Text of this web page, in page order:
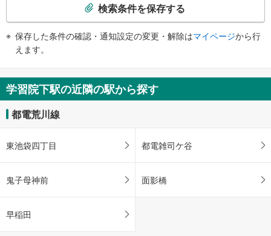
を
受
け
取
・
件
イ
検索条件を保存する
保存した条件の確認・通知設定の変更・解除はマイページから行
えます。
学習院下駅の近隣の駅から探す
都電荒川線
東池袋四丁目 都電雑司ケ谷
鬼子母神前 面影橋
早稲田